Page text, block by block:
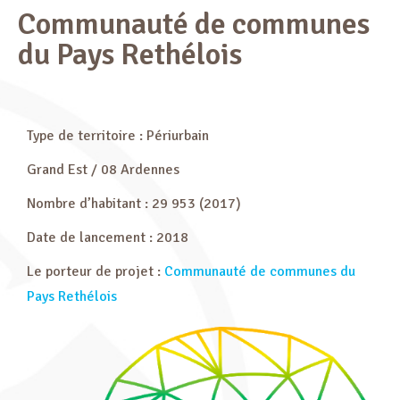
Communauté de communes
du Pays Rethélois
Type de territoire : Périurbain
Grand Est / 08 Ardennes
Nombre d’habitant : 29 953 (2017)
Date de lancement : 2018
Le porteur de projet : Communauté de communes du
Pays Rethélois